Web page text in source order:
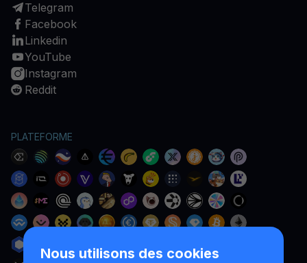
Nous utilisons des cookies
Telegram
Facebook
Linkedin
YouTube
Instagram
Reddit
PLATEFORME